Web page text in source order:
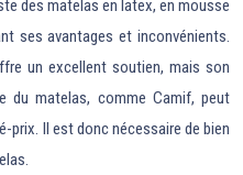
des matelas en latex, en mousse
ses avantages et inconvénients.
un excellent soutien, mais son
du matelas, comme Camif, peut
prix. Il est donc nécessaire de bien